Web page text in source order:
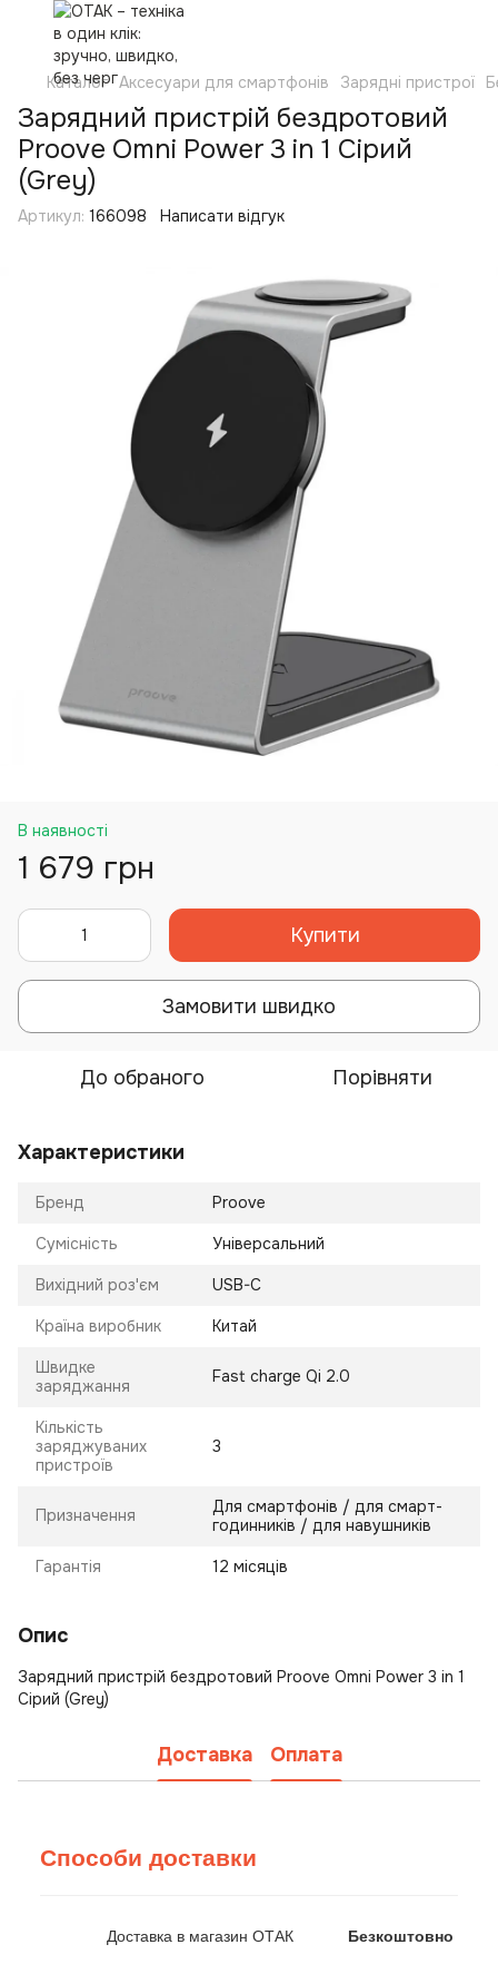
Каталог Аксесуари для смартфонів Зарядні пристрої
Зарядний пристрій бездротовий
Proove Omni Power 3 in 1 Сірий
(Grey)
Артикул: 166098 Написати відгук
В наявності
1 679 грн
Купити
Замовити швидко
До обраного Порівняти
Характеристики
Бренд Proove
Сумісність Універсальний
Вихідний роз'єм USB-C
Країна виробник Китай
Швидке
заряджання
Fast charge Qi 2.0
Кількість
заряджуваних
пристроїв
3
Призначення
Для смартфонів / для смарт-
годинників / для навушників
Гарантія 12 місяців
Опис
Зарядний пристрій бездротовий Proove Omni Power 3 in 1
Сірий (Grey)
Доставка Оплата
Способи доставки
Доставка в магазин ОТАК Безкоштовно